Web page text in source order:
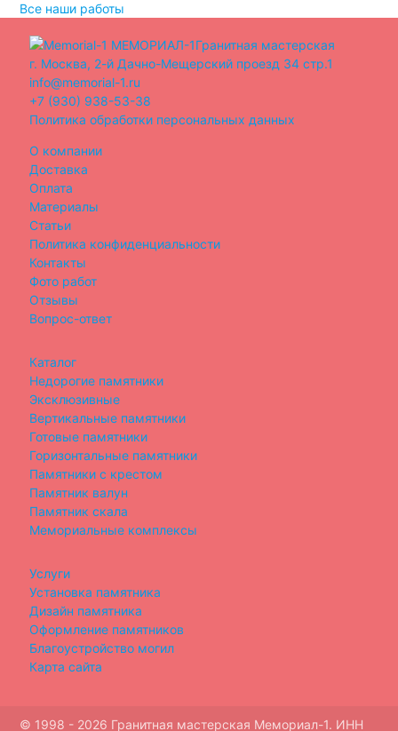
Все наши работы
МЕМОРИАЛ-1Гранитная мастерская
г. Москва, 2-й Дачно-Мещерский проезд 34 стр.1
info@memorial-1.ru
+7 (930) 938-53-38
Политика обработки персональных данных
О компании
Доставка
Оплата
Материалы
Статьи
Политика конфиденциальности
Контакты
Фото работ
Отзывы
Вопрос-ответ
Каталог
Недорогие памятники
Эксклюзивные
Вертикальные памятники
Готовые памятники
Горизонтальные памятники
Памятники с крестом
Памятник валун
Памятник скала
Мемориальные комплексы
Услуги
Установка памятника
Дизайн памятника
Оформление памятников
Благоустройство могил
Карта сайта
© 1998 - 2026 Гранитная мастерская Мемориал-1. ИНН